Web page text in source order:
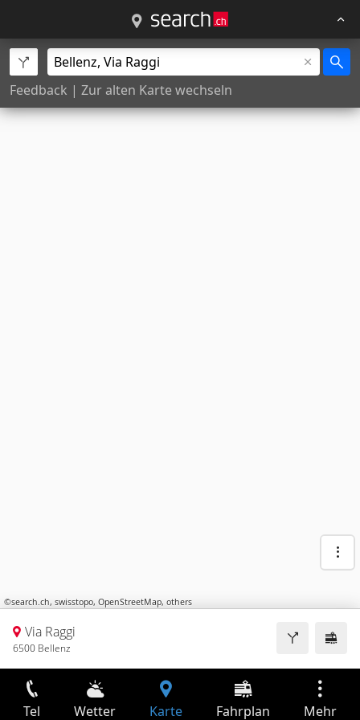
Feedback | Zur alten Karte wechseln
©search.ch, swisstopo, OpenStreetMap, others
Via Raggi
6500 Bellenz
Tel Wetter Karte Fahrplan Mehr